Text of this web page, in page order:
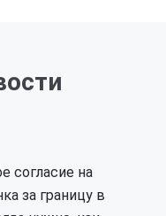
согласие на
за границу в